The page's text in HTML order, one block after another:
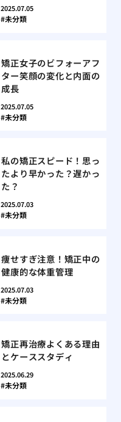
2025.07.05
未分類
矯正女子のビフォーアフ
ター笑顔の変化と内面の
成長
2025.07.05
未分類
私の矯正スピード！思っ
たより早かった？遅かっ
た？
2025.07.03
未分類
痩せすぎ注意！矯正中の
健康的な体重管理
2025.07.03
未分類
矯正再治療よくある理由
とケーススタディ
2025.06.29
未分類